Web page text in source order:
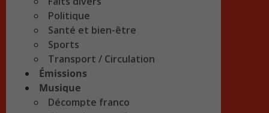
Politique
Santé et bien-être
Sports
Transport / Circulation
Émissions
Musique
Décompte franco